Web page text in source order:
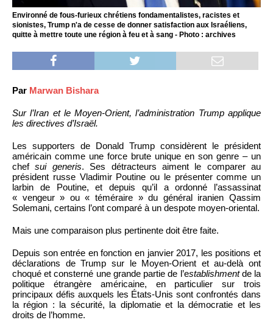
Environné de fous-furieux chrétiens fondamentalistes, racistes et
sionistes, Trump n'a de cesse de donner satisfaction aux Israéliens,
quitte à mettre toute une région à feu et à sang - Photo : archives
Par Marwan Bishara
Sur l’Iran et le Moyen-Orient, l’administration Trump applique
les directives d’Israël.
Les supporters de Donald Trump considèrent le président
américain comme une force brute unique en son genre – un
chefsui generis. Ses détracteurs aiment le comparer au
président russe Vladimir Poutine ou le présenter comme un
larbin de Poutine, et depuis qu’il a ordonné l’assassinat
« vengeur » ​​ou « téméraire » du général iranien Qassim
Solemani, certains l’ont comparé à un despote moyen-oriental.
Mais une comparaison plus pertinente doit être faite.
Depuis son entrée en fonction en janvier 2017, les positions et
déclarations de Trump sur le Moyen-Orient et au-delà ont
choqué et consterné une grande partie de l’establishmentde la
politique étrangère américaine, en particulier sur trois
principaux défis auxquels les États-Unis sont confrontés dans
la région : la sécurité, la diplomatie et la démocratie et les
droits de l’homme.